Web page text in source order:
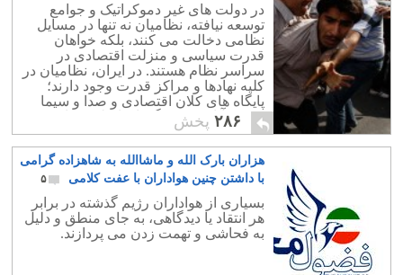
در دولت های غیر دموکراتیک و جوامع
توسعه نیافته، نظامیان نه تنها در مسایل
نظامی دخالت می کنند، بلکه خواهان
قدرت سیاسی و منزلت اقتصادی در
سراسر نظام هستند. در ایران، نظامیان در
کلیه نهادها و مراکز قدرت وجود دارند؛
پایگاه های کلان اقتصادی و صدا و سیما
حضور آنان صحنه گردان اصلی سیاست
کشور فقاهت زده است.
۲۸۶ پخش
هزاران بارک الله و ماشاالله به شاهزاده گرامی
با داشتن چنین هواداران با عفت کلامی
۵
بسیاری از هواداران رژیم گذشته در برابر
هر انتقاد یا دیدگاهی، به جای منطق و دلیل
به فحاشی و تهمت زدن می پردازند.